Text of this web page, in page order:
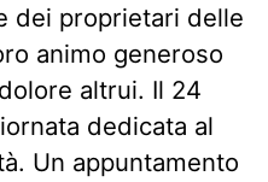
dei proprietari delle
animo generoso
altrui. Il 24
dedicata al
Un appuntamento